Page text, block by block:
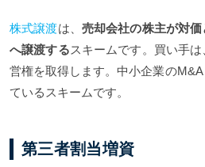
株式譲渡は、 売却会社の株主が対
へ譲渡するスキームです。買い手
営権を取得します。中小企業の
ているスキームです。
第三者割当増資